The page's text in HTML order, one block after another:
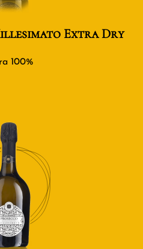
Extra Dry
100%